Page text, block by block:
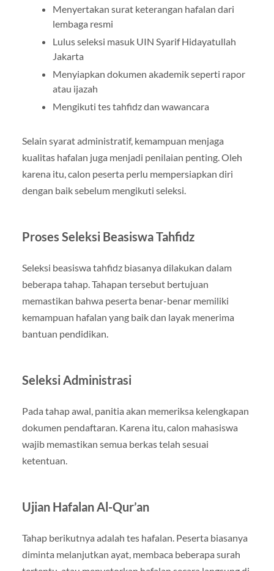
Menyertakan surat keterangan hafalan dari
lembaga resmi
Lulus seleksi masuk UIN Syarif Hidayatullah
Jakarta
Menyiapkan dokumen akademik seperti rapor
atau ijazah
Mengikuti tes tahfidz dan wawancara
Selain syarat administratif, kemampuan menjaga
kualitas hafalan juga menjadi penilaian penting. Oleh
karena itu, calon peserta perlu mempersiapkan diri
dengan baik sebelum mengikuti seleksi.
Proses Seleksi Beasiswa Tahfidz
Seleksi beasiswa tahfidz biasanya dilakukan dalam
beberapa tahap. Tahapan tersebut bertujuan
memastikan bahwa peserta benar-benar memiliki
kemampuan hafalan yang baik dan layak menerima
bantuan pendidikan.
Seleksi Administrasi
Pada tahap awal, panitia akan memeriksa kelengkapan
dokumen pendaftaran. Karena itu, calon mahasiswa
wajib memastikan semua berkas telah sesuai
ketentuan.
Ujian Hafalan Al-Qur’an
Tahap berikutnya adalah tes hafalan. Peserta biasanya
diminta melanjutkan ayat, membaca beberapa surah